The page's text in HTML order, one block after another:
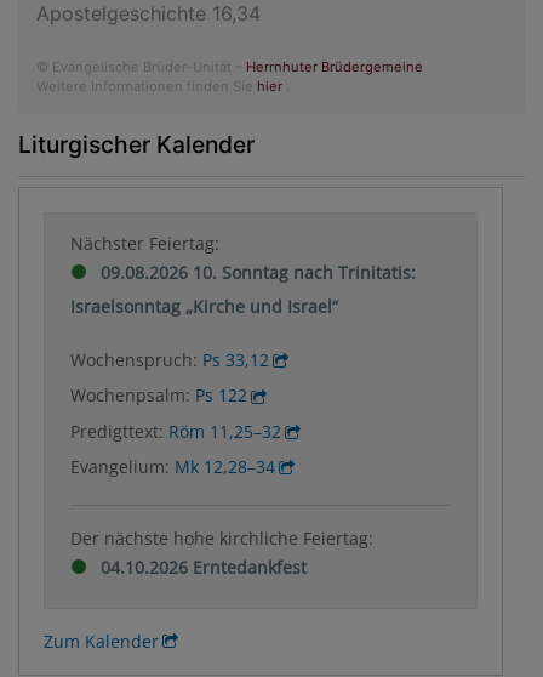
Apostelgeschichte 16,34
© Evangelische Brüder-Unität – Herrnhuter Brüdergemeine
Weitere Informationen finden Sie hier .
Liturgischer Kalender
Nächster Feiertag:
09.08.2026 10. Sonntag nach Trinitatis:
Israelsonntag „Kirche und Israel“
Wochenspruch: Ps 33,12
Wochenpsalm: Ps 122
Predigttext: Röm 11,25–32
Evangelium: Mk 12,28–34
Der nächste hohe kirchliche Feiertag:
04.10.2026 Erntedankfest
Zum Kalender